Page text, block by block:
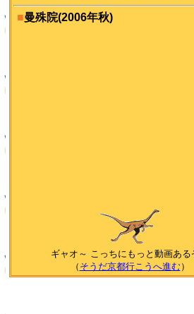
■曼殊院(2006年秋)
ギャオ～ こっちにもっと動画ある
（ そうだ京都行こうへ進む）